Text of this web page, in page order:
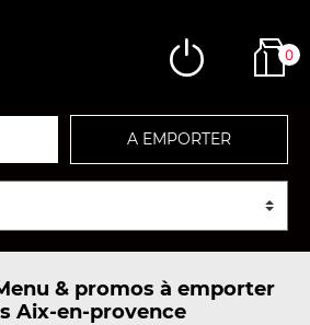
0
A EMPORTER
& promos à emporter
Aix-en-provence